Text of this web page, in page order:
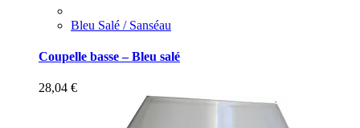
Bleu Salé / Sanséau
Coupelle basse – Bleu salé
28,04 €